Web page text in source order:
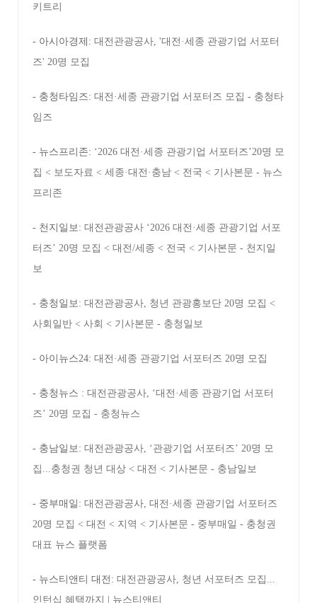
키트리
- 아시아경제: 대전관광공사, '대전·세종 관광기업 서포터
즈' 20명 모집
- 충청타임즈: 대전·세종 관광기업 서포터즈 모집 - 충청타
임즈
- 뉴스프리존: ‘2026 대전·세종 관광기업 서포터즈’20명 모
집 < 보도자료 < 세종·대전·충남 < 전국 < 기사본문 - 뉴스
프리존
- 천지일보: 대전관광공사 ‘2026 대전·세종 관광기업 서포
터즈’ 20명 모집 < 대전/세종 < 전국 < 기사본문 - 천지일
보
- 충청일보: 대전관광공사, 청년 관광홍보단 20명 모집 <
사회일반 < 사회 < 기사본문 - 충청일보
- 아이뉴스24: 대전·세종 관광기업 서포터즈 20명 모집
- 충청뉴스 : 대전관광공사, ‘대전·세종 관광기업 서포터
즈’ 20명 모집 - 충청뉴스
- 충남일보: 대전관광공사, ‘관광기업 서포터즈’ 20명 모
집...충청권 청년 대상 < 대전 < 기사본문 - 충남일보
- 중부매일: 대전관광공사, 대전·세종 관광기업 서포터즈
20명 모집 < 대전 < 지역 < 기사본문 - 중부매일 - 충청권
대표 뉴스 플랫폼
- 뉴스티앤티 대전: 대전관광공사, 청년 서포터즈 모집...
인턴십 혜택까지 | 뉴스티앤티